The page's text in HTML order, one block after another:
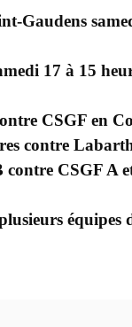
Gaudens
17 à 15
CSGF en
contre
CSGF A
équipes